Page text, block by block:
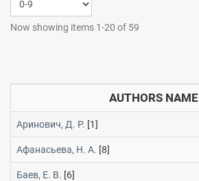
Now showing items 1-20 of 59
AUTHORS NAME
Аринович, Д. Р. [1]
Афанасьева, Н. А. [8]
Баев, Е. В. [6]